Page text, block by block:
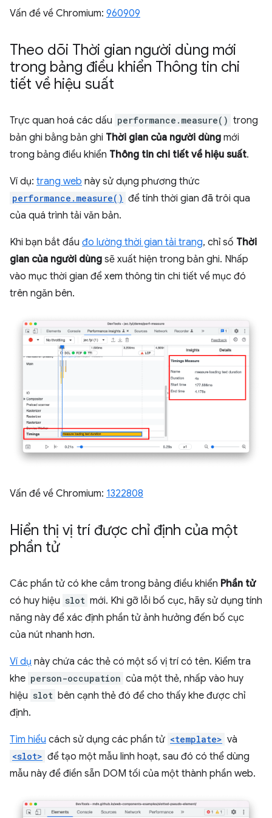
Vấn đề về Chromium: 960909
Theo dõi Thời gian người dùng mới
trong bảng điều khiển Thông tin chi
tiết về hiệu suất
Trực quan hoá các dấu performance.measure() trong
bản ghi bằng bản ghi Thời gian của người dùng mới
trong bảng điều khiển Thông tin chi tiết về hiệu suất.
Ví dụ: trang web này sử dụng phương thức
performance.measure() để tính thời gian đã trôi qua
của quá trình tải văn bản.
Khi bạn bắt đầu đo lường thời gian tải trang, chỉ số Thời
gian của người dùng sẽ xuất hiện trong bản ghi. Nhấp
vào mục thời gian để xem thông tin chi tiết về mục đó
trên ngăn bên.
Vấn đề về Chromium: 1322808
Hiển thị vị trí được chỉ định của một
phần tử
Các phần tử có khe cắm trong bảng điều khiển Phần tử
có huy hiệu slot mới. Khi gỡ lỗi bố cục, hãy sử dụng tính
năng này để xác định phần tử ảnh hưởng đến bố cục
của nút nhanh hơn.
Ví dụ này chứa các thẻ có một số vị trí có tên. Kiểm tra
khe person-occupation của một thẻ, nhấp vào huy
hiệu slot bên cạnh thẻ đó để cho thấy khe được chỉ
định.
Tìm hiểu cách sử dụng các phần tử <template> và
<slot> để tạo một mẫu linh hoạt, sau đó có thể dùng
mẫu này để điền sẵn DOM tối của một thành phần web.